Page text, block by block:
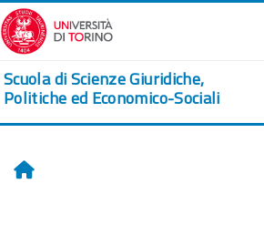
Перейти к основному содержанию
Scuola di Scienze Giuridiche,
Politiche ed Economico-Sociali
Главная